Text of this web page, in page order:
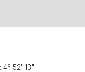
52' 13"